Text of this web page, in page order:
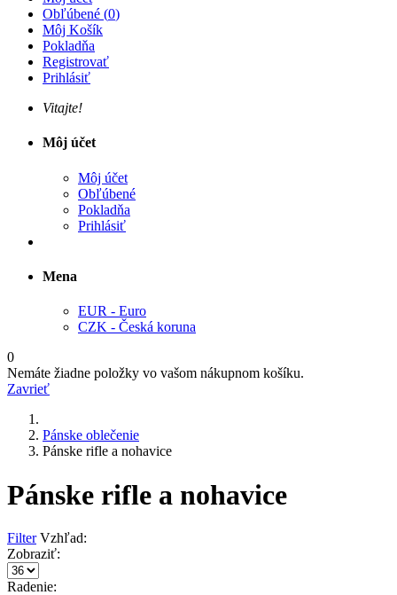
Obľúbené (0)
Môj Košík
Pokladňa
Registrovať
Prihlásiť
Vitajte!
Môj účet
Môj účet
Obľúbené
Pokladňa
Prihlásiť
Mena
EUR - Euro
CZK - Česká koruna
0
Nemáte žiadne položky vo vašom nákupnom košíku.
Zavrieť
Pánske oblečenie
Pánske rifle a nohavice
Pánske rifle a nohavice
Filter Vzhľad:
Zobraziť:
Radenie: